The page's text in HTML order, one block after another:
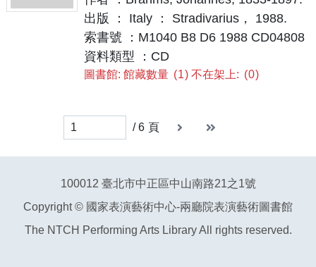
出版 ： Italy ： Stradivarius， 1988.
索書號 ：M1040 B8 D6 1988 CD04808
資料類型 ：CD
圖書館: 館藏數量 1 不在架上: 0
/ 6 頁 下一頁 末頁
100012 臺北市中正區中山南路21之1號
Copyright © 國家表演藝術中心-兩廳院表演藝術圖書館
The NTCH Performing Arts Library All rights reserved.